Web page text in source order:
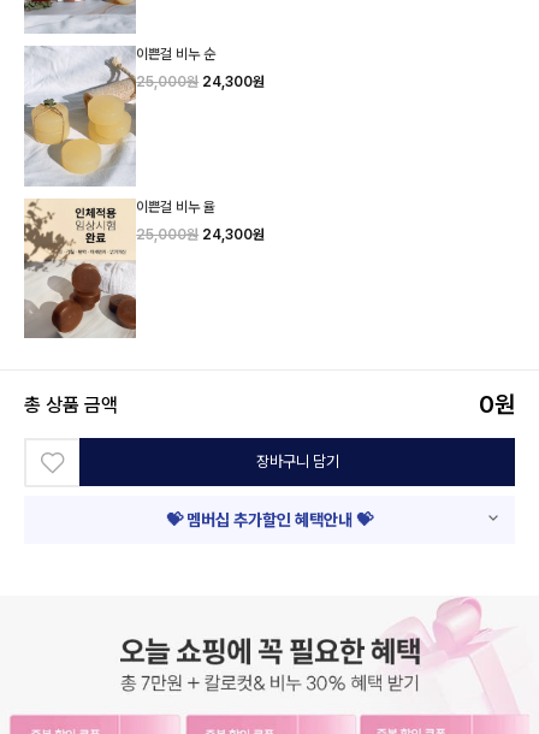
이쁜걸 비누 순
25,000원 24,300원
이쁜걸 비누 율
25,000원 24,300원
총 상품 금액 0원
장바구니 담기
💝 멤버십 추가할인 혜택안내 💝